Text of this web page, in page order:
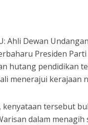
Ahli Dewan
Presiden
hutang pendidikan
menerajui kerajaan
tersebut
dalam